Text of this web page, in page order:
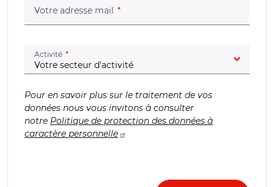
Votre adresse mail (champ obligatoire)
Activité (champ obligatoire)
Pour en savoir plus sur le traitement de vos
données nous vous invitons à consulter
notre Politique de protection des données à
caractère personnelle